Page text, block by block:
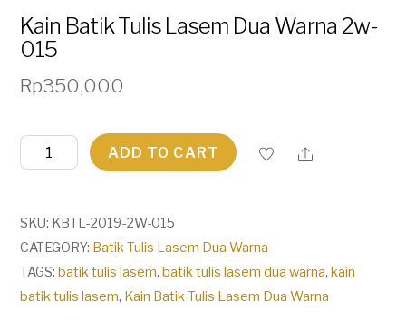
Kain Batik Tulis Lasem Dua Warna 2w-
015
Rp350,000
Kain
Batik
Lasem
Dua
Warna
2w-
ADD TO CART
SKU: KBTL-2019-2W-015
CATEGORY: Batik Tulis Lasem Dua Warna
TAGS:batik tulis lasem,batik tulis lasem dua warna,kain
batik tulis lasem, Kain Batik Tulis Lasem Dua Warna